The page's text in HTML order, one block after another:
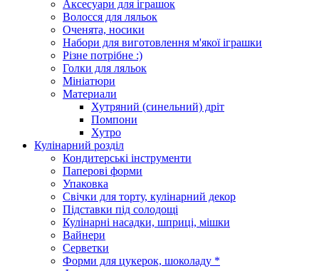
Аксесуари для іграшок
Волосся для ляльок
Оченята, носики
Набори для виготовлення м'якої іграшки
Різне потрібне :)
Голки для ляльок
Мініатюри
Материали
Хутряний (синельний) дріт
Помпони
Хутро
Кулінарний розділ
Кондитерські інструменти
Паперові форми
Упаковка
Свічки для торту, кулінарний декор
Підставки під солодощі
Кулінарні насадки, шприці, мішки
Вайнери
Серветки
Форми для цукерок, шоколаду *